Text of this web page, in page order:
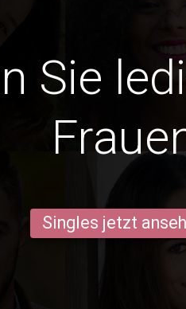
Sie
Singles jetzt